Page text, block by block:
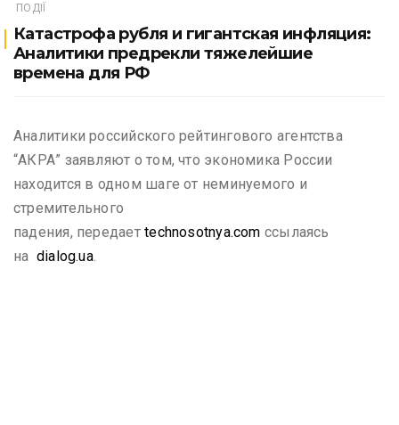
ПОДІЇ
Катастрофа рубля и гигантская инфляция:
Аналитики предрекли тяжелейшие
времена для РФ
Аналитики российского рейтингового агентства
“АКРА” заявляют о том, что экономика России
находится в одном шаге от неминуемого и
стремительного
падения, передаетtechnosotnya.com ссылаясь
на dialog.ua.